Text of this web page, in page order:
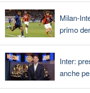
Milan-
primo
Inter:
anche